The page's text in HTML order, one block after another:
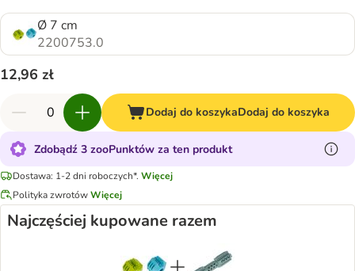
Ø 7 cm
2200753.0
12,96 zł
Dodaj do koszykaDodaj do koszyka
Zdobądź 3 zooPunktów za ten produkt
Dostawa: 1-2 dni roboczych*. Więcej
Polityka zwrotówWięcej
Najczęściej kupowane razem